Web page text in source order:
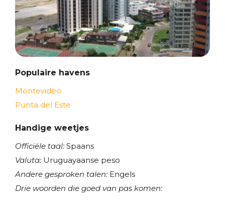
Populaire havens
Montevideo
Punta del Este
Handige weetjes
Officiële taal: Spaans
Valuta: Uruguayaanse peso
Andere gesproken talen: Engels
Drie woorden die goed van pas komen: